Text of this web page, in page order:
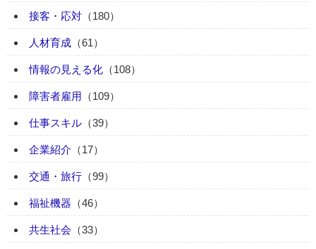
接客・応対 （180）
人材育成 （61）
情報の見える化 （108）
障害者雇用 （109）
仕事スキル （39）
企業紹介 （17）
交通・旅行 （99）
福祉機器 （46）
共生社会 （33）